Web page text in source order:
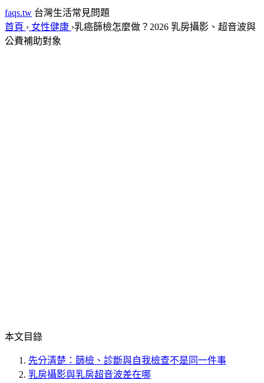
faqs.tw 台灣生活常見問題
首頁 › 女性健康 ›乳癌篩檢怎麼做？2026 乳房攝影、超音波與
公費補助對象
本文目錄
先分清楚：篩檢、診斷與自我檢查不是同一件事
乳房攝影與乳房超音波差在哪